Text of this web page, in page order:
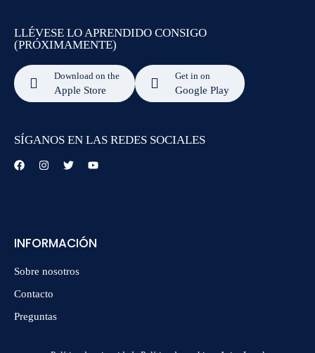
INFORMACIÓN
Sobre nosotros
Contacto
Preguntas
LLÉVESE LO APRENDIDO CONSIGO
(PRÓXIMAMENTE)
Download on the
Apple Store
Get in on
Google Play
SÍGANOS EN LAS REDES SOCIALES